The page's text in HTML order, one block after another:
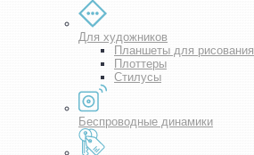
Для художников
Планшеты для рисования
Плоттеры
Стилусы
Беспроводные динамики